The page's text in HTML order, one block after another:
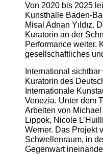
Von 2020 bis 2025
Kunsthalle Baden-
Misal Adnan Yıldız.
Kuratorin an der
Performance weiter.
gesellschaftliches
International
Kuratorin des
Internationale
Venezia. Unter dem
Arbeiten von
Lippok, Nicole
Werner. Das Projekt
Schwellenraum, in
Gegenwart